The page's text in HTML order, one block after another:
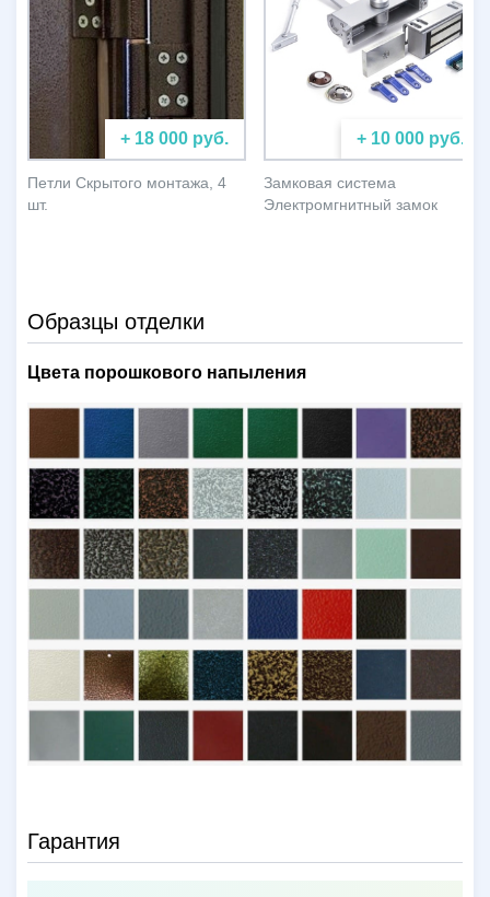
+ 18 000 руб.
Петли Скрытого монтажа, 4
шт.
+ 10 000 руб.
Замковая система
Электромгнитный замок
Образцы отделки
Цвета порошкового напыления
Гарантия